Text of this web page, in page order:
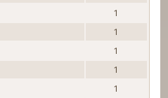
1
1
1
1
1